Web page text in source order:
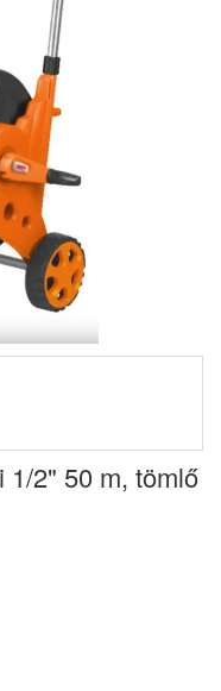
1/2" 50 m, tömlő